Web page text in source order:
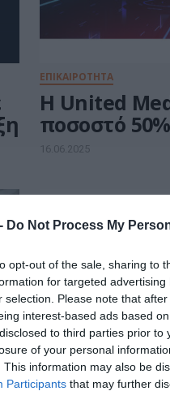
Do Not Process My
opt-out of the sale, sharing to
for targeted
selection. Please note that
interest-based ads based
to third parties prior
of your personal
This information may also be
Participants that may further
ΕΠΙΚΑΙΡΟΤΗΤΑ
Η United
ποσοστό
16.06.2025